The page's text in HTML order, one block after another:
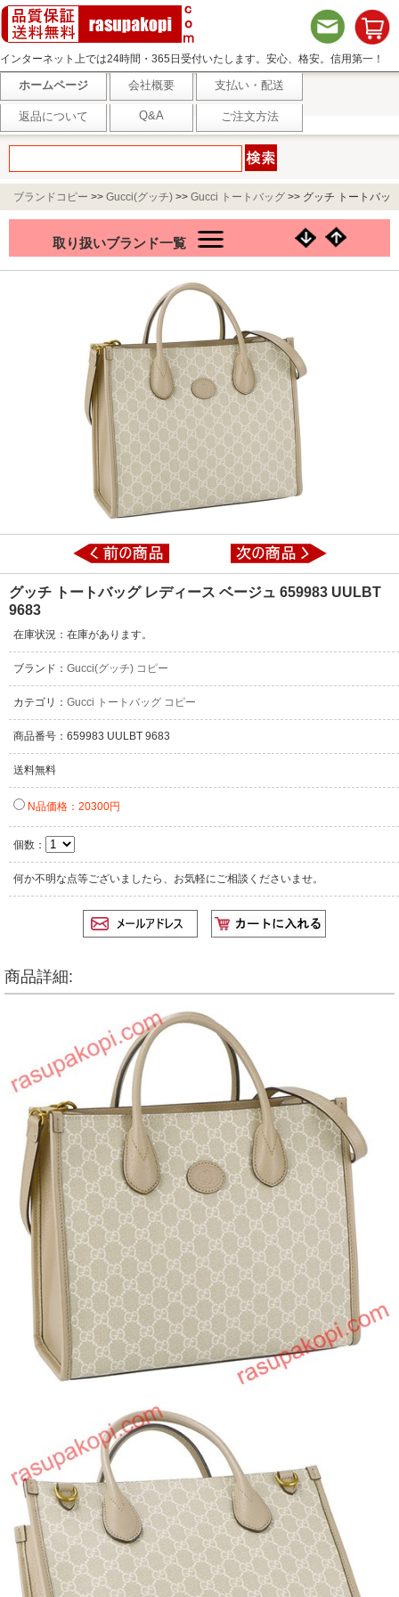
インターネット上では24時間・365日受付いたします。安心、格安。信用第一！
ホームページ 会社概要 支払い・配送
返品について Q&A ご注文方法
ブランドコピー >> Gucci(グッチ) >> Gucci トートバッグ >> グッチ トートバッ
取り扱いブランド一覧
グッチ トートバッグ レディース ベージュ 659983 UULBT
9683
在庫状況：在庫があります。
ブランド： Gucci(グッチ) コピー
カテゴリ： Gucci トートバッグ コピー
商品番号：659983 UULBT 9683
送料無料
N品価格：20300円
個数：
何か不明な点等ございましたら、お気軽にご相談くださいませ。
商品詳細: